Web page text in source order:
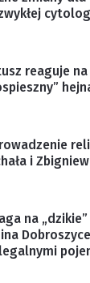
reaguje
i
na